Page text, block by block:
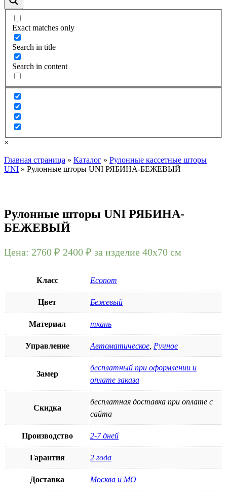
Exact matches only
Search in title
Search in content
×
Главная страница » Каталог » Рулонные кассетные шторы
UNI » Рулонные шторы UNI РЯБИНА-БЕЖЕВЫЙ
Рулонные шторы UNI РЯБИНА-
БЕЖЕВЫЙ
Цена: 2760 ₽ 2400 ₽ за изделие 40х70 см
Класс Econom
Цвет Бежевый
Материал ткань
Управление Автоматическое Ручное
Замер
бесплатный при оформлении и
оплате заказа
Скидка
бесплатная доставка при оплате с
сайта
Производство 2-7 дней
Гарантия 2 года
Доставка Москва и МО